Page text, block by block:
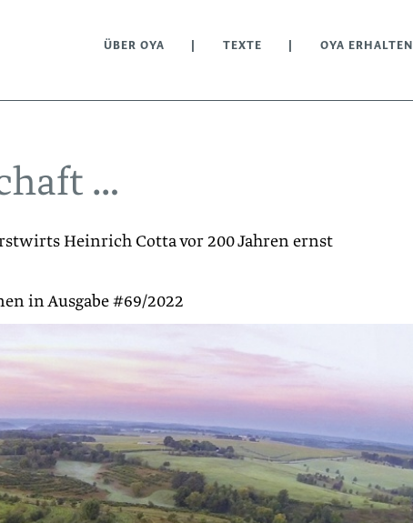
ÜBER OYA TEXTE OYA ERHALTEN
…
Heinrich Cotta vor 200 Jahren ernst
in Ausgabe #69/2022